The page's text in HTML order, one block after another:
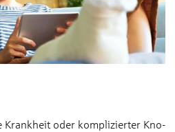
Krank­heit oder kom­pli­zier­ter Kno­